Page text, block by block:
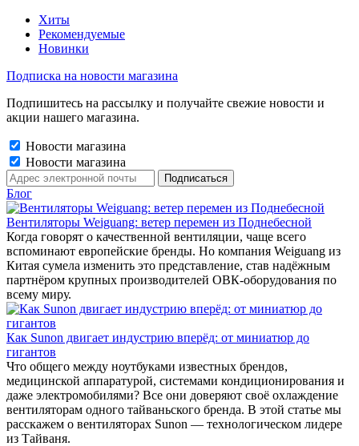
Хиты
Рекомендуемые
Новинки
Подписка на новости магазина
Подпишитесь на рассылку и получайте свежие новости и
акции нашего магазина.
Новости магазина
Новости магазина
Блог
Вентиляторы Weiguang: ветер перемен из Поднебесной
Когда говорят о качественной вентиляции, чаще всего
вспоминают европейские бренды. Но компания Weiguang из
Китая сумела изменить это представление, став надёжным
партнёром крупных производителей ОВК-оборудования по
всему миру.
Как Sunon двигает индустрию вперёд: от миниатюр до
гигантов
Что общего между ноутбуками известных брендов,
медицинской аппаратурой, системами кондиционирования и
даже электромобилями? Все они доверяют своё охлаждение
вентиляторам одного тайваньского бренда. В этой статье мы
расскажем о вентиляторах Sunon — технологическом лидере
из Тайваня.